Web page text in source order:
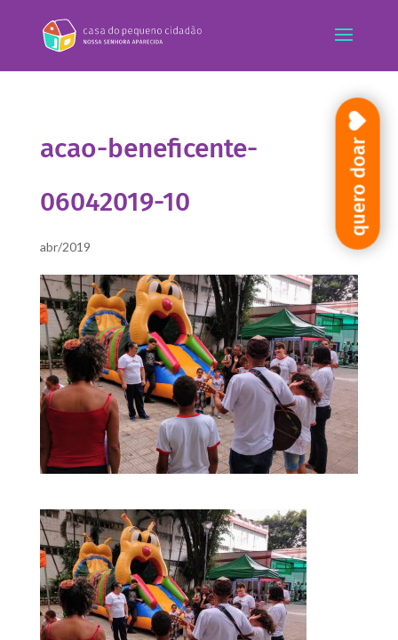
acao-beneficente-
06042019-10
abr/2019
quero doar